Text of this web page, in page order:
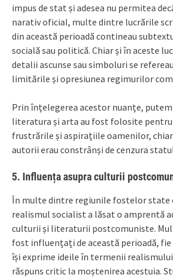
impus de stat și adesea nu permitea
narativ oficial, multe dintre lucrările
din această perioadă contineau
socială sau politică. Chiar și în aceste
detalii ascunse sau simboluri se
limitările și opresiunea regimurilor
Prin înțelegerea acestor nuanțe, putem
literatura și arta au fost folosite pentru
frustrările și aspirațiile oamenilor, chiar
autorii erau constrânși de cenzura
5. Influența asupra culturii
În multe dintre regiunile fostelor state
realismul socialist a lăsat o amprentă
culturii și literaturii postcomuniste.
fost influențați de această perioadă, fie
își exprime ideile în termenii
răspuns critic la moștenirea acestuia.